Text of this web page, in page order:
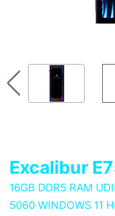
Excalibur
16GB DDR5 RAM
5060 WINDOWS 11